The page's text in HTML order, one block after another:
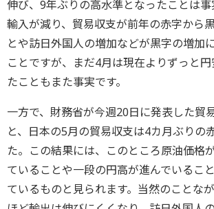
伸び、9年ぶりの高水準となったことは
輸入が減り、貿易収支が前年の赤字から
とや訪日外国人の増加などが黒字の増加
ことですが、まだ4月は現在よりずっと
たこともまた事実です。
一方で、財務省が今週20日に発表した貿
と、日本の5月の貿易収支は4カ月ぶりの
た。この結果には、このところ原油価格
ていることや一段の円高が進んでいるこ
ているものと見られます。当然のことな